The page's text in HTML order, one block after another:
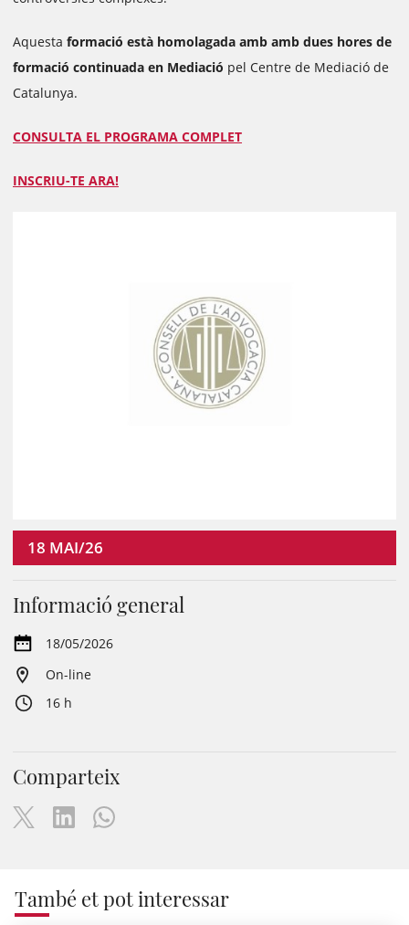
Aquesta formació està homolagada amb amb dues hores de
formació continuada en Mediació pel Centre de Mediació de
Catalunya.
CONSULTA EL PROGRAMA COMPLET
INSCRIU-TE ARA!
18 MAI/26
Informació general
18/05/2026
On-line
16 h
Comparteix
També et pot interessar